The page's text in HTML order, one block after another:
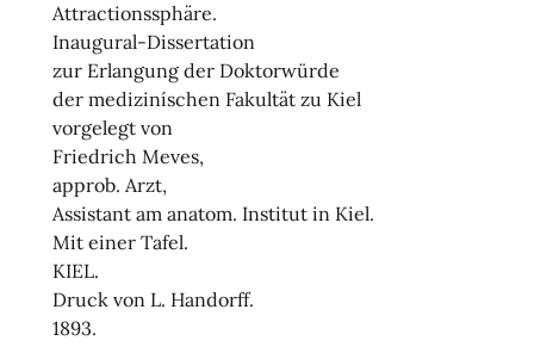
Attractionssphäre.
Inaugural-Dissertation
zur Erlangung der Doktorwürde
der mediziníschen Fakultät zu Kiel
vorgelegt von
Friedrich Meves,
approb. Arzt,
Assistant am anatom. Institut in Kiel.
Mit einer Tafel.
KIEL.
Druck von L. Handorff.
1893.